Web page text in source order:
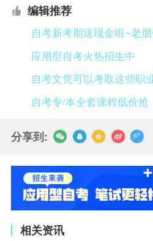
编辑推荐
自考新考期送现金啦~老
应用型自考火热招生中
自考文凭可以考取这些职
自考专/本全套课程低价
分享到:
相关资讯